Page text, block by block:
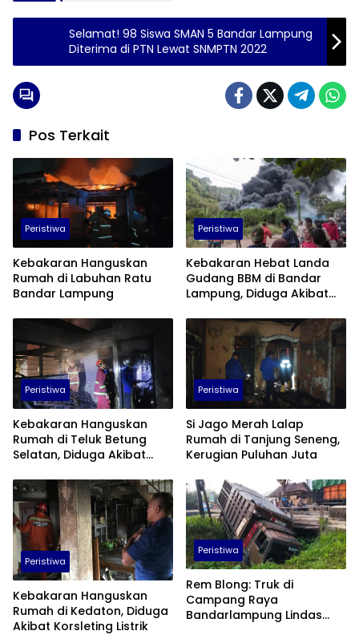
Selamat! 98 Siswa SMAN 5 Bandar Lampung
Diterima di PTN Lewat SNMPTN 2022
Pos Terkait
Peristiwa
Kebakaran Hanguskan
Rumah di Labuhan Ratu
Bandar Lampung
Peristiwa
Kebakaran Hebat Landa
Gudang BBM di Bandar
Lampung, Diduga Akibat
Peristiwa
Kebakaran Hanguskan
Rumah di Teluk Betung
Selatan, Diduga Akibat
Peristiwa
Si Jago Merah Lalap
Rumah di Tanjung Seneng,
Kerugian Puluhan Juta
Peristiwa
Kebakaran Hanguskan
Rumah di Kedaton, Diduga
Akibat Korsleting Listrik
Peristiwa
Rem Blong: Truk di
Campang Raya
Bandarlampung Lindas